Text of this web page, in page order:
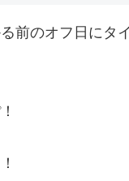
前のオフ日にタ